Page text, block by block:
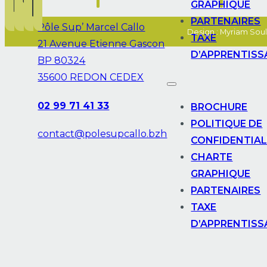
Pôle Sup’ Marcel Callo
21 Avenue Etienne Gascon
BP 80324
35600 REDON CEDEX
02 99 71 41 33
contact@polesupcallo.bzh
GRAPHIQUE
PARTENAIRES
TAXE
BROCHURE
POLITIQUE DE
CHARTE
GRAPHIQUE
PARTENAIRES
TAXE
Design : Myriam